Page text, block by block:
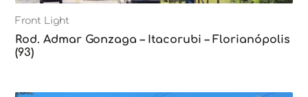
Front Light
Rod. Admar Gonzaga – Itacorubi – Florianópolis
(93)